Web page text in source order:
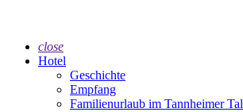
close
Hotel
Geschichte
Empfang
Familienurlaub im Tannheimer Tal